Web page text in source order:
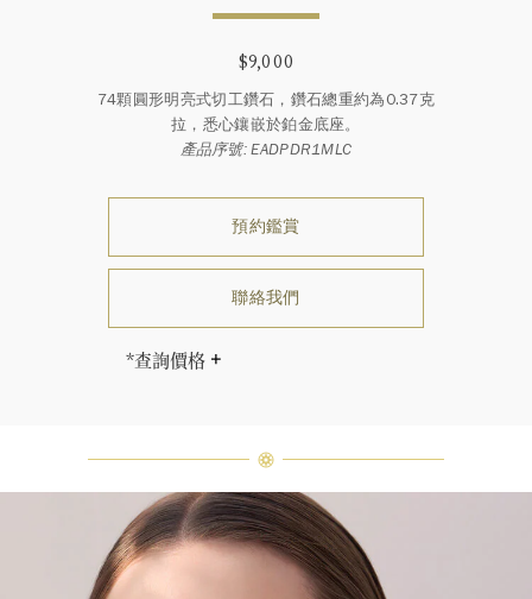
$9,000
74顆圓形明亮式切工鑽石，鑽石總重約為0.37克
拉，悉心鑲嵌於鉑金底座。
產品序號: EADPDR1MLC
預約鑑賞
聯絡我們
*查詢價格
石皆與眾不同而採用獨特鑲嵌方式，
重量和寶石的等級亦不盡相同。如有
疑問，敬請諮詢客戶服務。